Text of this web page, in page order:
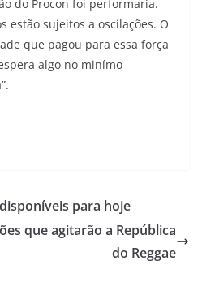
do Procon foi performaria.
estão sujeitos a oscilações. O
que pagou para essa força
algo no minímo
para hoje
que agitarão a República
do Reggae